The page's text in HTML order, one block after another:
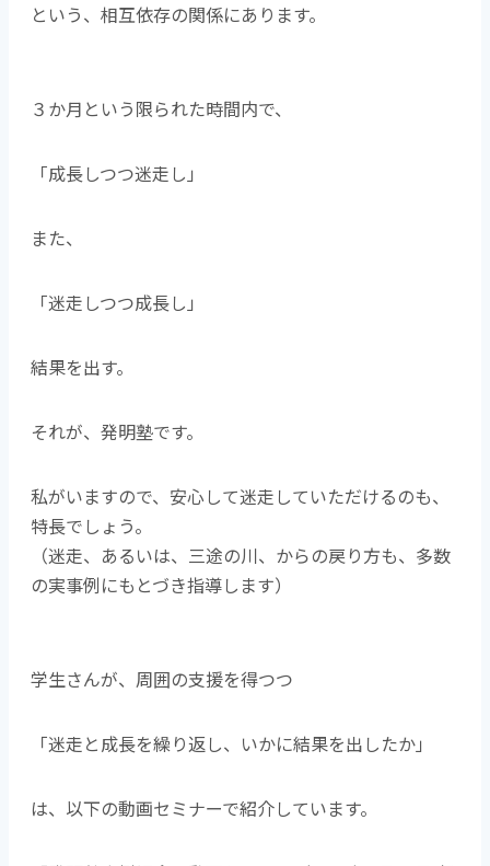
という、相互依存の関係にあります。
３か月という限られた時間内で、
「成長しつつ迷走し」
また、
「迷走しつつ成長し」
結果を出す。
それが、発明塾です。
私がいますので、安心して迷走していただけるのも、
特長でしょう。
（迷走、あるいは、三途の川、からの戻り方も、多数
の実事例にもとづき指導します）
学生さんが、周囲の支援を得つつ
「迷走と成長を繰り返し、いかに結果を出したか」
は、以下の動画セミナーで紹介しています。